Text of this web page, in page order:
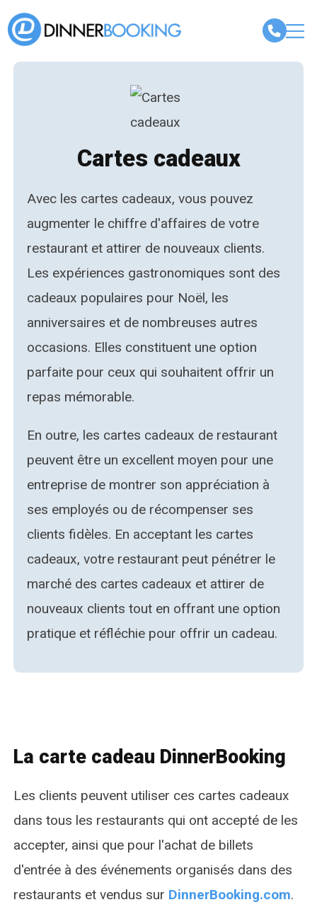
Cartes cadeaux
Avec les cartes cadeaux, vous pouvez
augmenter le chiffre d'affaires de votre
restaurant et attirer de nouveaux clients.
Les expériences gastronomiques sont des
cadeaux populaires pour Noël, les
anniversaires et de nombreuses autres
occasions. Elles constituent une option
parfaite pour ceux qui souhaitent offrir un
repas mémorable.
En outre, les cartes cadeaux de restaurant
peuvent être un excellent moyen pour une
entreprise de montrer son appréciation à
ses employés ou de récompenser ses
clients fidèles. En acceptant les cartes
cadeaux, votre restaurant peut pénétrer le
marché des cartes cadeaux et attirer de
nouveaux clients tout en offrant une option
pratique et réfléchie pour offrir un cadeau.
La carte cadeau DinnerBooking
Les clients peuvent utiliser ces cartes cadeaux
dans tous les restaurants qui ont accepté de les
accepter, ainsi que pour l'achat de billets
d'entrée à des événements organisés dans des
restaurants et vendus sur DinnerBooking.com.